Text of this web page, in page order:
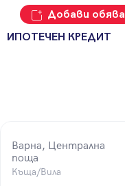
Добави обява
ИПОТЕЧЕН КРЕДИТ
Варна, Централна
поща
Къща/Вила